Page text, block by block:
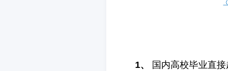
1、 国内高校毕业直